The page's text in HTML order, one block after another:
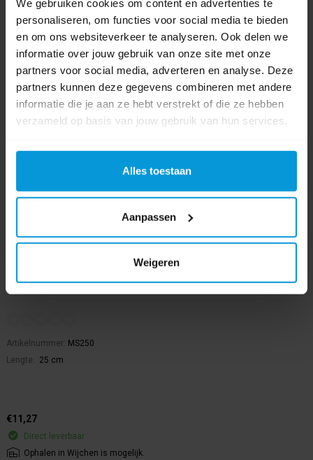
We gebruiken cookies om content en advertenties te
personaliseren, om functies voor social media te bieden
en om ons websiteverkeer te analyseren. Ook delen we
informatie over jouw gebruik van onze site met onze
partners voor social media, adverteren en analyse. Deze
partners kunnen deze gegevens combineren met andere
informatie die je aan ze hebt verstrekt of die ze hebben
verzameld op basis van jouw gebruik van hun services.
Alles toestaan
Aanpassen
Weigeren
Artikelnummer: MS250
Lengte:
25 cm
€11,27
Direct leverbaar
Ophalen in Wijchen is mogelijk.